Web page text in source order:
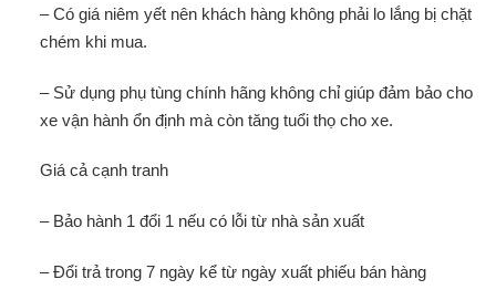
– Có giá niêm yết nên khách hàng không phải lo lắng bị chặt
chém khi mua.
– Sử dụng phụ tùng chính hãng không chỉ giúp đảm bảo cho
xe vận hành ổn định mà còn tăng tuổi thọ cho xe.
Giá cả cạnh tranh
– Bảo hành 1 đổi 1 nếu có lỗi từ nhà sản xuất
– Đổi trả trong 7 ngày kể từ ngày xuất phiếu bán hàng